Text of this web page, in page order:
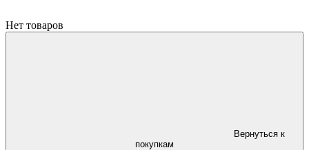
Нет товаров
Вернуться к
покупкам